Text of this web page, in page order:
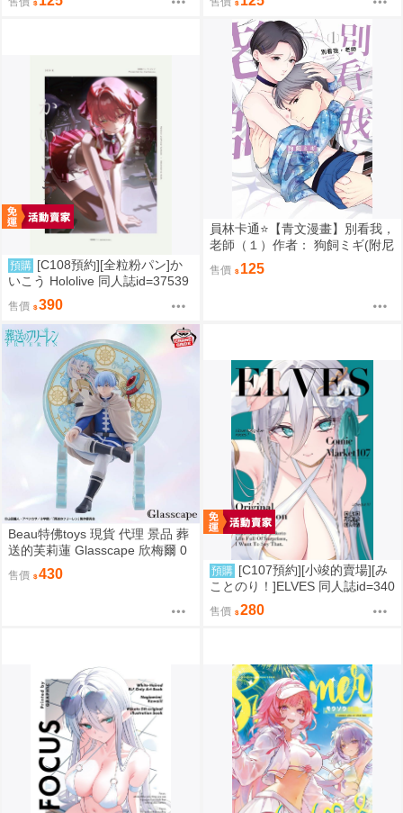
預購 [C108預約][全粒粉パン]か
いこう Hololive 同人誌id=37539
89
售價 390
員林卡通⭐️【青文漫畫】別看我，
老師（１）作者： 狗飼ミギ(附尼
采書套)
售價 125
Beau特佛toys 現貨 代理 景品 葬
送的芙莉蓮 Glasscape 欣梅爾 0
售價 430 預購 [C107預約][小竣的賣場][み
ことのり！]ELVES 同人誌id=340
售價 280